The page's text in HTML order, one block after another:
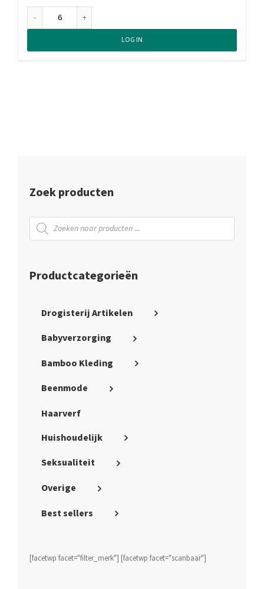
Nivea
LOG IN
Zoek producten
Producten
zoeken
Productcategorieën
Drogisterij Artikelen
Babyverzorging
Bamboo Kleding
Beenmode
Haarverf
Huishoudelijk
Seksualiteit
Overige
Best sellers
[facetwp facet="filter_merk"] [facetwp facet="scanbaar"]